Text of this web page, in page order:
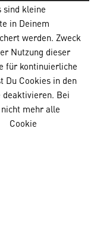
sind kleine
in Deinem
werden. Zweck
Nutzung dieser
für kontinuierliche
Du Cookies in den
Bei
mehr alle
Cookie